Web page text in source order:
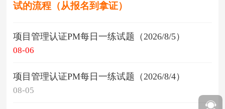
试的流程（从报名到拿证）
项目管理认证PM每日一练试题（2026/8/5）
08-06
项目管理认证PM每日一练试题（2026/8/4）
08-05